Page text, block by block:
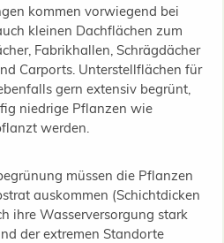
kommen vorwiegend bei
kleinen Dachflächen zum
Fabrikhallen, Schrägdächer
Carports. Unterstellflächen für
gern extensiv begrünt,
niedrige Pflanzen wie
werden.
müssen die Pflanzen
auskommen (Schichtdicken
ihre Wasserversorgung stark
der extremen Standorte